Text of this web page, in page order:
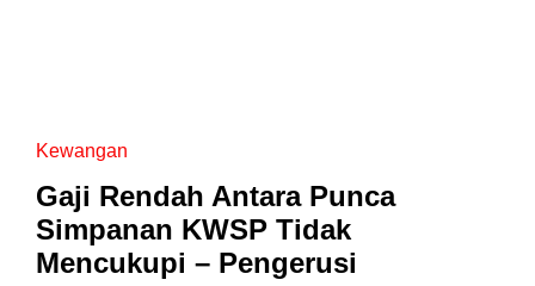
Kewangan
Gaji Rendah Antara Punca
Simpanan KWSP Tidak
Mencukupi – Pengerusi